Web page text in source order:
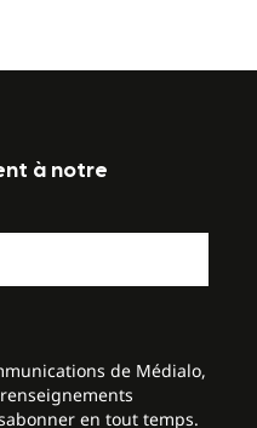
à notre
de Médialo,
en tout temps.